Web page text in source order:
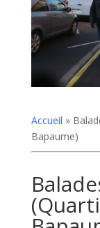
Accueil »
Bapaume)